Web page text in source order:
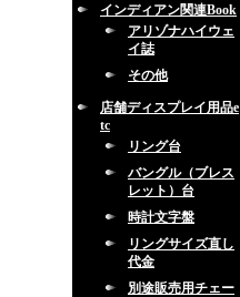
インディアン関連Book
アリゾナハイウェ
イ誌
その他
店舗ディスプレイ用品e
tc
リング台
バングル（ブレス
レット）台
時計文字盤
リングサイズ直し
代金
別途販売用チェー